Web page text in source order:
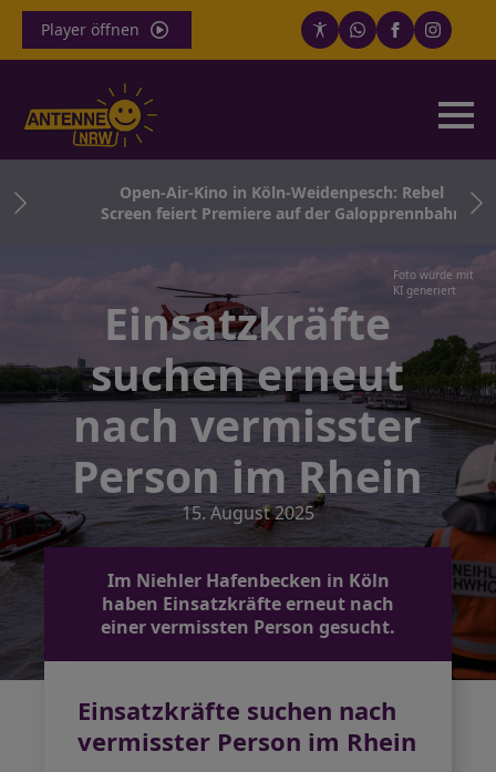
Player öffnen
Open-Air-Kino in Köln-Weidenpesch: Rebel
Screen feiert Premiere auf der Galopprennbahn
Foto wurde mit
KI generiert
Einsatzkräfte
suchen erneut
nach vermisster
Person im Rhein
15. August 2025
Im Niehler Hafenbecken in Köln
haben Einsatzkräfte erneut nach
einer vermissten Person gesucht.
Einsatzkräfte suchen nach
vermisster Person im Rhein